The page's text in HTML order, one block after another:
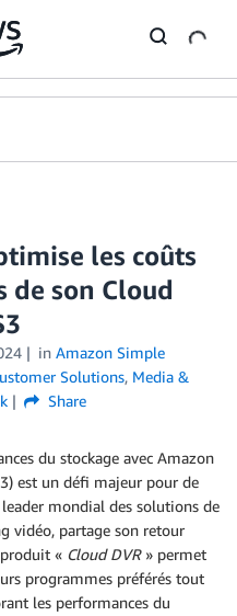
les coûts
de son Cloud
in Amazon Simple
Solutions, Media &
Share
du stockage avec Amazon
est un défi majeur pour de
mondial des solutions de
vidéo, partage son retour
« Cloud DVR» permet
programmes préférés tout
les performances du